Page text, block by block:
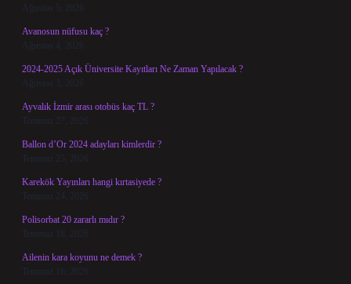
Ağustos 5, 2026
Avanosun nüfusu kaç ?
Ağustos 4, 2026
2024-2025 Açık Üniversite Kayıtları Ne Zaman Yapılacak ?
Ağustos 3, 2026
Ayvalık İzmir arası otobüs kaç TL ?
Temmuz 27, 2026
Ballon d’Or 2024 adayları kimlerdir ?
Temmuz 25, 2026
Karekök Yayınları hangi kırtasiyede ?
Temmuz 24, 2026
Polisorbat 20 zararlı mıdır ?
Temmuz 18, 2026
Ailenin kara koyunu ne demek ?
Temmuz 16, 2026